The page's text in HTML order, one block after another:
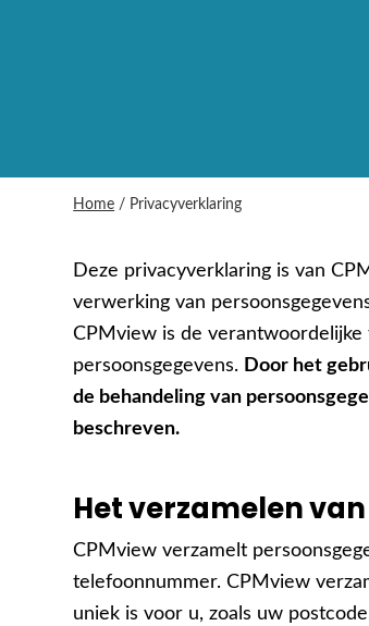
Home / Privacyverklaring
Deze privacyverklaring is van
verwerking van
CPMview is de
persoonsgegevens. Door het
de behandeling van
beschreven.
Het verzamelen
CPMview verzamelt
telefoonnummer. CPMview
uniek is voor u, zoals uw